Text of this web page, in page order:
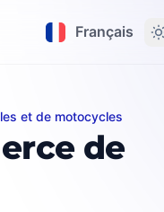
Français
et de motocycles
de